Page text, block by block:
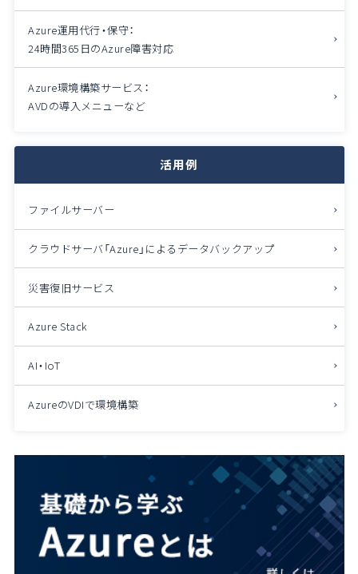
Azure運用代行・保守：
24時間365日のAzure障害対応
Azure環境構築サービス：
AVDの導入メニューなど
活用例
ファイルサーバー
クラウドサーバ「Azure」によるデータバックアップ
災害復旧サービス
Azure Stack
AI・IoT
AzureのVDIで環境構築